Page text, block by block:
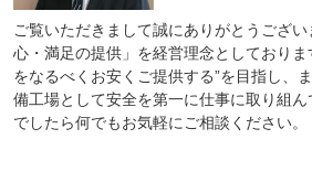
ご覧いただきまして誠にありがとうござ
心・満足の提供」を経営理念としており
をなるべくお安くご提供する”を目指し、
備工場として安全を第一に仕事に取り組
でしたら何でもお気軽にご相談ください。